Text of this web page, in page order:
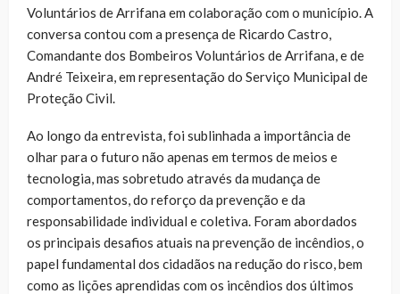
Voluntários de Arrifana em colaboração com o município. A
conversa contou com a presença de Ricardo Castro,
Comandante dos Bombeiros Voluntários de Arrifana, e de
André Teixeira, em representação do Serviço Municipal de
Proteção Civil.
Ao longo da entrevista, foi sublinhada a importância de
olhar para o futuro não apenas em termos de meios e
tecnologia, mas sobretudo através da mudança de
comportamentos, do reforço da prevenção e da
responsabilidade individual e coletiva. Foram abordados
os principais desafios atuais na prevenção de incêndios, o
papel fundamental dos cidadãos na redução do risco, bem
como as lições aprendidas com os incêndios dos últimos